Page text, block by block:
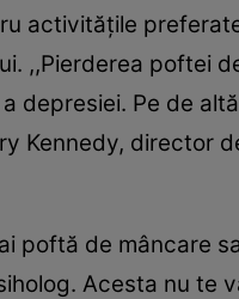
activitățile
,,Pierderea poftei
depresiei. Pe de
Kennedy, director
poftă de mâncare
Acesta nu te